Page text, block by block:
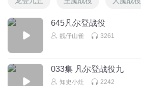
645凡尔登战役
靓仔山雀 3261
033集 凡尔登战役九
知史小灶 2242